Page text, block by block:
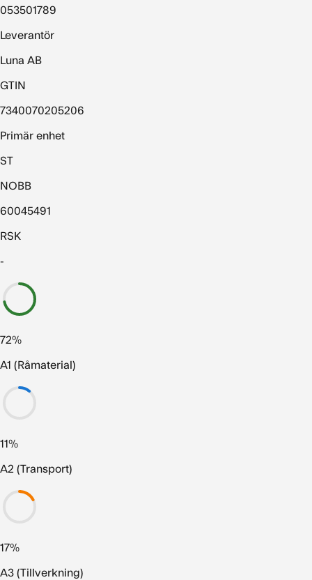
053501789
Leverantör
Luna AB
GTIN
7340070205206
Primär enhet
ST
NOBB
60045491
RSK
-
72%
A1 (Råmaterial)
11%
A2 (Transport)
17%
A3 (Tillverkning)